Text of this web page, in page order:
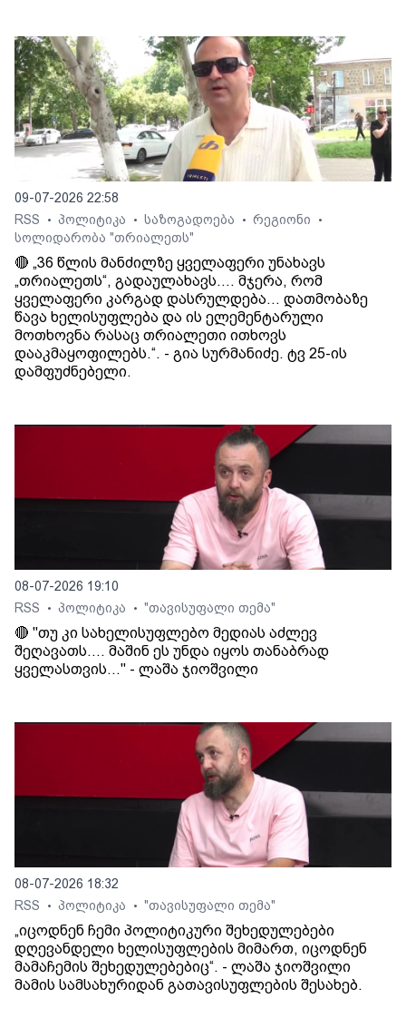
09-07-2026 22:58
RSS
• პოლიტიკა • საზოგადოება • რეგიონი •
სოლიდარობა "თრიალეთს"
🔴 „36 წლის მანძილზე ყველაფერი უნახავს
„თრიალეთს“, გადაულახავს.... მჯერა, რომ
ყველაფერი კარგად დასრულდება... დათმობაზე
წავა ხელისუფლება და ის ელემენტარული
მოთხოვნა რასაც თრიალეთი ითხოვს
დააკმაყოფილებს.“. - გია სურმანიძე. ტვ 25-ის
დამფუძნებელი.
08-07-2026 19:10
RSS
• პოლიტიკა • "თავისუფალი თემა"
🔴 "თუ კი სახელისუფლებო მედიას აძლევ
შეღავათს.... მაშინ ეს უნდა იყოს თანაბრად
ყველასთვის..." - ლაშა ჯიოშვილი
08-07-2026 18:32
RSS
• პოლიტიკა • "თავისუფალი თემა"
„იცოდნენ ჩემი პოლიტიკური შეხედულებები
დღევანდელი ხელისუფლების მიმართ, იცოდნენ
მამაჩემის შეხედულებებიც“. - ლაშა ჯიოშვილი
მამის სამსახურიდან გათავისუფლების შესახებ.